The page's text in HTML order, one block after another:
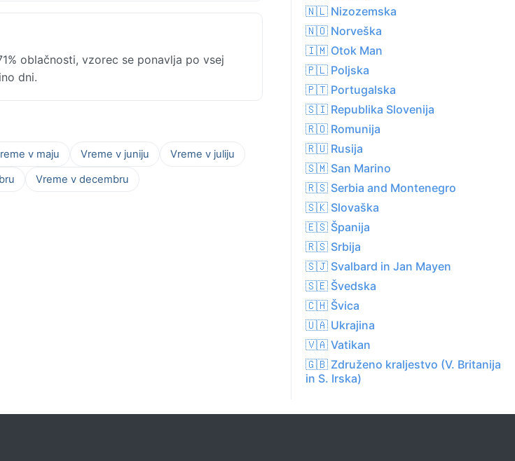
oblačnosti, vzorec se ponavlja po vsej
dni.
v maju Vreme v juniju
Vreme v juliju
Vreme v decembru
🇳🇱 Nizozemska
🇳🇴 Norveška
🇮🇲 Otok Man
🇵🇱 Poljska
🇵🇹 Portugalska
🇸🇮 Republika Slovenija
🇷🇴 Romunija
🇷🇺 Rusija
🇸🇲 San Marino
🇷🇸 Serbia and Montenegro
🇸🇰 Slovaška
🇪🇸 Španija
🇷🇸 Srbija
🇸🇯 Svalbard in Jan Mayen
🇸🇪 Švedska
🇨🇭 Švica
🇺🇦 Ukrajina
🇻🇦 Vatikan
🇬🇧 Združeno kraljestvo (V. Britanija
in S. Irska)